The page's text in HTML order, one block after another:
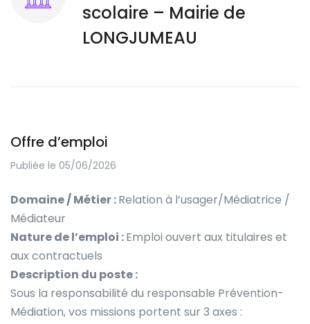
scolaire – Mairie de
LONGJUMEAU
Offre d’emploi
Publiée le 05/06/2026
Domaine / Métier :Relation à l’usager/Médiatrice /
Médiateur
Nature de l’emploi :Emploi ouvert aux titulaires et
aux contractuels
Description du poste :
Sous la responsabilité du responsable Prévention-
Médiation, vos missions portent sur 3 axes :